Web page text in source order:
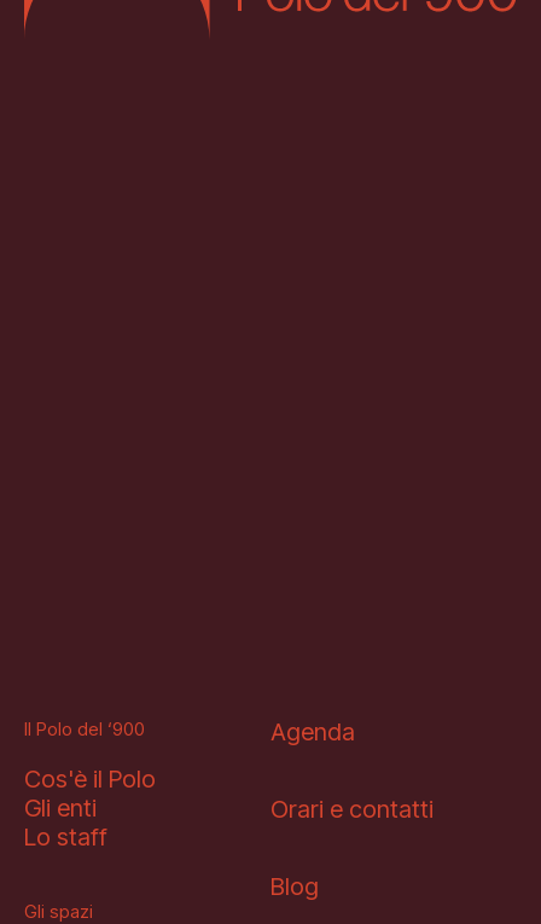
Il Polo del ‘900
Cos'è il Polo
Gli enti
Lo staff
Gli spazi
Agenda
Orari e contatti
Blog